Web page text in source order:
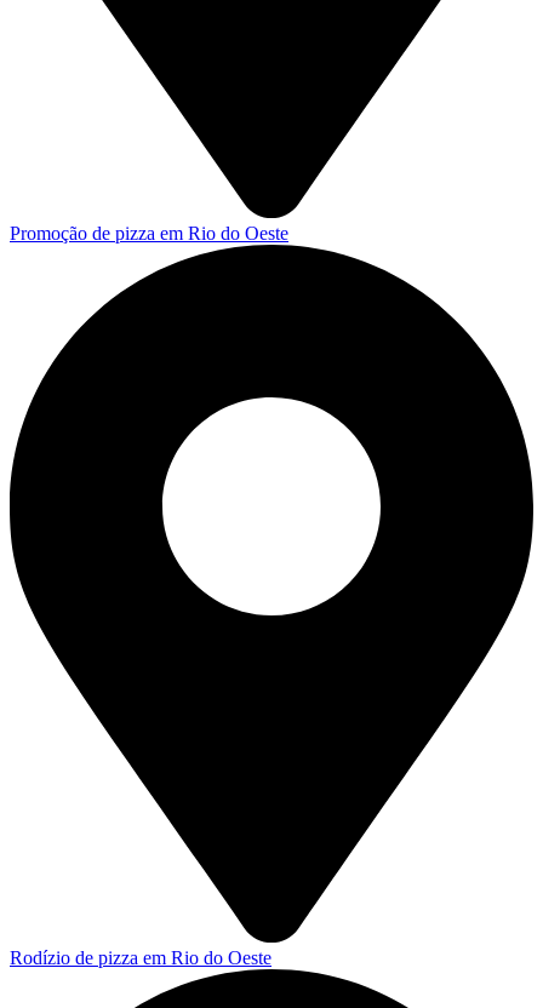
Promoção de pizza em Rio do Oeste
Rodízio de pizza em Rio do Oeste